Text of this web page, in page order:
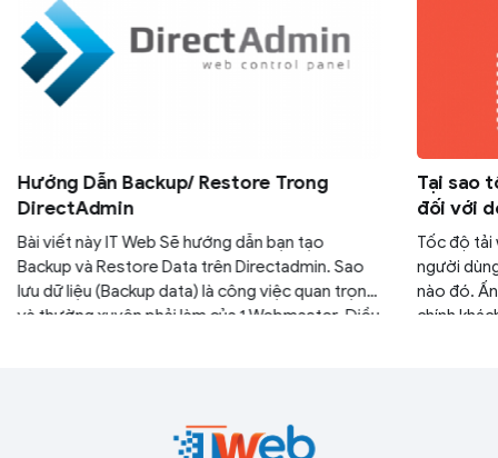
Hướng Dẫn Backup/ Restore Trong
DirectAdmin
Bài viết này IT Web Sẽ hướng dẫn bạn tạo
Backup và Restore Data trên Directadmin. Sao
lưu dữ liệu (Backup data) là công việc quan trọng
và thường xuyên phải làm của 1 Webmaster. Điều
Tại sao
đối với
Tốc độ tải
người
nào đó.
chính